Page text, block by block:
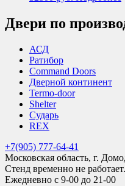
Двери по
АСД
Ратибор
Command Doors
Дверной континент
Termo-door
Shelter
Сударь
REX
+7(905) 777-64-41
Московская область, г.
Стенд временно не
Ежедневно с 9-00 до 21-00